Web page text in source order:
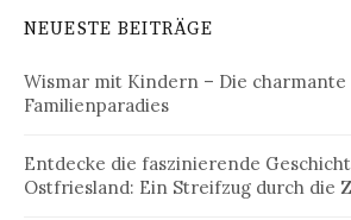
NEUESTE BEITRÄGE
Wismar mit Kindern – Die charmante
Familienparadies
Entdecke die faszinierende
Ostfriesland: Ein Streifzug durch die